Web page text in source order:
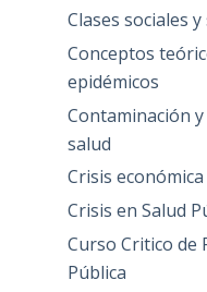
Clases sociales y
Conceptos
epidémicos
Contaminación
salud
Crisis económica
Crisis en Salud
Curso Critico de
Pública